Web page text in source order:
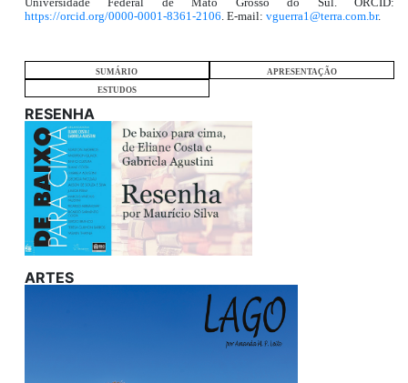
https://orcid.org/0000-0001-8361-2106 . E-mail: vguerra1@terra.com.br.
SUMÁRIO
APRESENTAÇÃO
ESTUDOS
RESENHA
ARTES